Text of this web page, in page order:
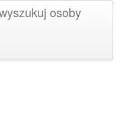
osoby